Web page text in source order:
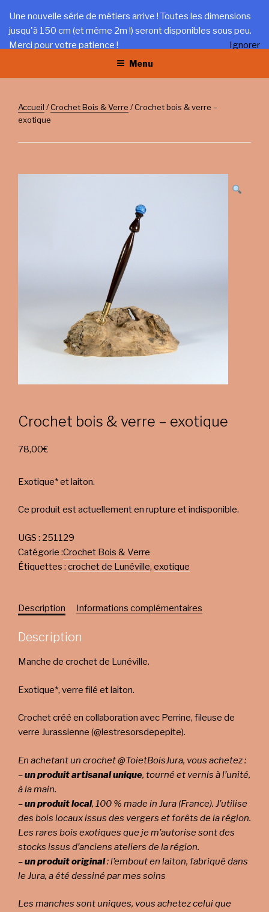
contenu
principal
LA TRÉFILERIE
Gîte et artisanat au coeur du Jura
Menu
Accueil /Crochet Bois & Verre / Crochet bois & verre –
exotique
Crochet bois & verre – exotique
78,00€
Exotique* et laiton.
Ce produit est actuellement en rupture et indisponible.
UGS : 251129
Catégorie :Crochet Bois & Verre
Étiquettes : crochet de Lunéville, exotique
Description Informations complémentaires
Description
Manche de crochet de Lunéville.
Exotique*, verre filé et laiton.
Crochet créé en collaboration avec Perrine, fileuse de
verre Jurassienne (@lestresorsdepepite).
En achetant un crochet @ToietBoisJura, vous achetez :
–un produit artisanal unique, tourné et vernis à l’unité,
à la main.
–un produit local, 100 % made in Jura (France). J’utilise
des bois locaux issus des vergers et forêts de la région.
Les rares bois exotiques que je m’autorise sont des
stocks issus d’anciens ateliers de la région.
–un produit original: l’embout en laiton, fabriqué dans
le Jura, a été dessiné par mes soins
Les manches sont uniques, vous achetez celui que
Une nouvelle série de métiers arrive ! Toutes les dimensions
jusqu'à 150 cm (et même 2m !) seront disponibles sous peu.
Merci pour votre patience !
Ignorer